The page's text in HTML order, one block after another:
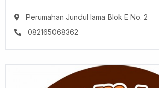
Perumahan Jundul lama Blok E No. 2
082165068362